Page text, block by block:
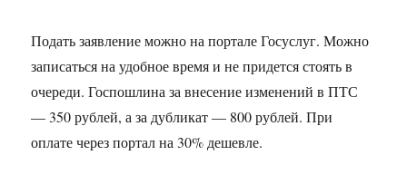
Подать заявление можно на портале Госуслуг. Можно
записаться на удобное время и не придется стоять в
очереди. Госпошлина за внесение изменений в ПТС
— 350 рублей, а за дубликат — 800 рублей. При
оплате через портал на 30% дешевле.